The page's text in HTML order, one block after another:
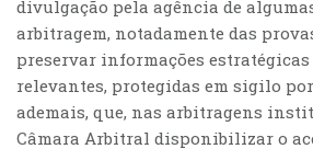
divulgação pela agência de
arbitragem, notadamente das
preservar informações
relevantes, protegidas em sigilo
ademais, que, nas arbitragens
Câmara Arbitral disponibilizar o